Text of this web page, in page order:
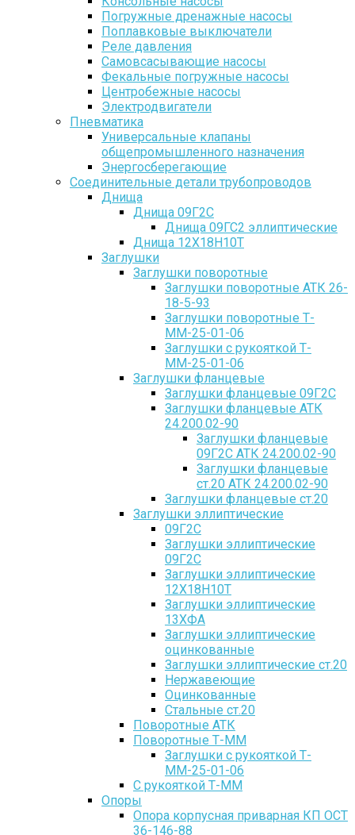
Погружные дренажные насосы
Поплавковые выключатели
Реле давления
Самовсасывающие насосы
Фекальные погружные насосы
Центробежные насосы
Электродвигатели
Пневматика
Универсальные клапаны
общепромышленного назначения
Энергосберегающие
Соединительные детали трубопроводов
Днища
Днища 09Г2С
Днища 09ГС2 эллиптические
Днища 12Х18Н10Т
Заглушки
Заглушки поворотные
Заглушки поворотные АТК 26-
18-5-93
Заглушки поворотные Т-
ММ-25-01-06
Заглушки с рукояткой Т-
ММ-25-01-06
Заглушки фланцевые
Заглушки фланцевые 09Г2С
Заглушки фланцевые АТК
24.200.02-90
Заглушки фланцевые
09Г2С АТК 24.200.02-90
Заглушки фланцевые
ст.20 АТК 24.200.02-90
Заглушки фланцевые ст.20
Заглушки эллиптические
09Г2С
Заглушки эллиптические
09Г2С
Заглушки эллиптические
12Х18Н10Т
Заглушки эллиптические
13ХФА
Заглушки эллиптические
оцинкованные
Заглушки эллиптические ст.20
Нержавеющие
Оцинкованные
Стальные ст.20
Поворотные АТК
Поворотные Т-ММ
Заглушки с рукояткой Т-
ММ-25-01-06
С рукояткой Т-ММ
Опоры
Опора корпусная приварная КП ОСТ
36-146-88